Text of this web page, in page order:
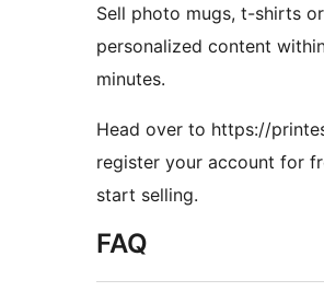
Sell photo mugs, t-shirts
personalized content
minutes.
Head over to https://
register your account for
start selling.
FAQ